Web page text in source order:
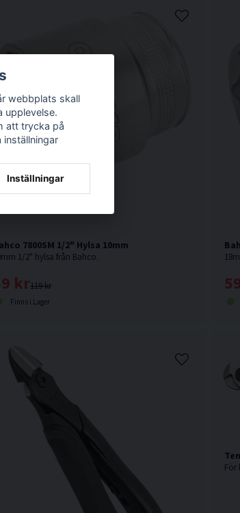
7800SM 1/2" Hylsa 10mm
1/2" hylsa från Bahco.
119 kr
kr
Finns i Lager
För
webbplats skall
upplevelse.
att trycka på
inställningar
Inställningar